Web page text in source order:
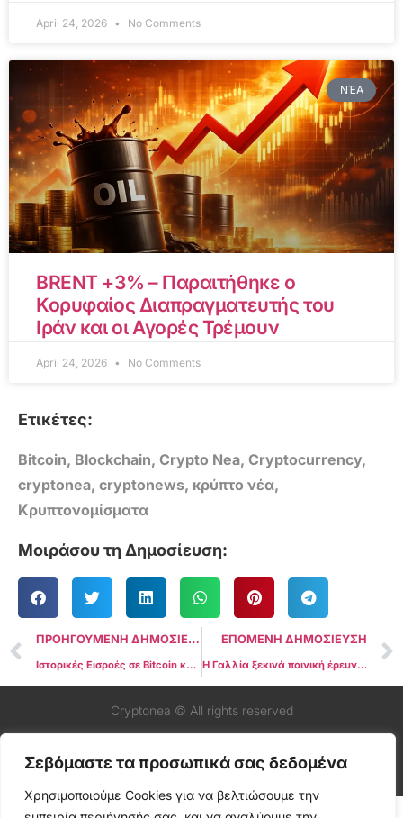
Σεβόμαστε τα προσωπικά σας δεδομένα
Χρησιμοποιούμε Cookies για να βελτιώσουμε την
April 24, 2026 No Comments
ΝΈΑ
BRENT +3% – Παραιτήθηκε ο
Κορυφαίος Διαπραγματευτής του
Ιράν και οι Αγορές Τρέμουν
April 24, 2026 No Comments
Ετικέτες:
Bitcoin, Blockchain, Crypto Nea, Cryptocurrency,
cryptonea, cryptonews, κρύπτο νέα,
Κρυπτονομίσματα
Μοιράσου τη Δημοσίευση:
ΠΡΟΗΓΟΥΜΕΝΗ ΔΗΜΟΣΙΕΥΣΗ
Ιστορικές Εισροές σε Bitcoin και Ethereum ETFs – Δεύτερη Καλύτερη Ημέρα στην Ιστορία τους
ΕΠΟΜΕΝΗ ΔΗΜΟΣΙΕΥΣΗ
Η Γαλλία ξεκινά ποινική έρευνα κατά του X για φερόμενη κατάχρηση αλγορίθμου και παράνομη συλλογή δεδομένων
Cryptonea © All rights reserved